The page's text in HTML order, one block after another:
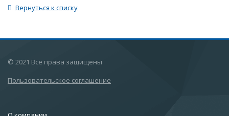
Вернуться к списку
© 2021 Все права защищены
Пользовательское соглашение